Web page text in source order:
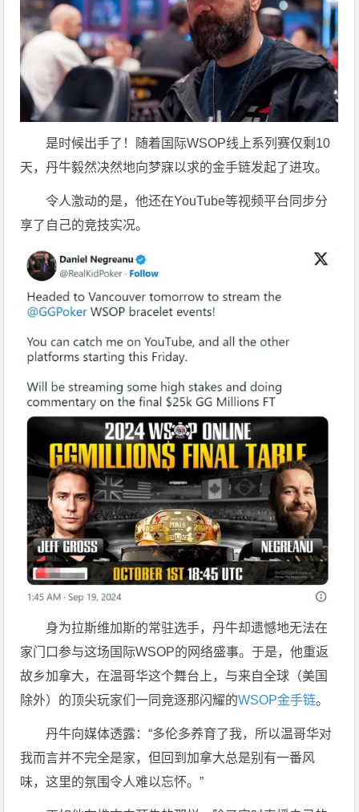
是时候出手了！随着国际WSOP线上系列赛仅剩10
天，丹牛毅然决然地向梦寐以求的金手链发起了进攻。
令人激动的是，他还在YouTube等视频平台同步分
享了自己的竞技实况。
身为拉斯维加斯的常驻选手，丹牛却遗憾地无法在
家门口参与这场国际WSOP的网络盛事。于是，他重返
故乡加拿大，在温哥华这个舞台上，与来自全球（美国
除外）的顶尖玩家们一同竞逐那闪耀的WSOP金手链。
丹牛向媒体透露：“多伦多养育了我，所以温哥华对
我而言并不完全是家，但回到加拿大总是别有一番风
味，这里的氛围令人难以忘怀。”